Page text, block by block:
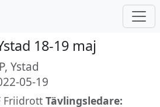
18-19 maj
Ystad
05-19
Friidrott Tävlingsledare: